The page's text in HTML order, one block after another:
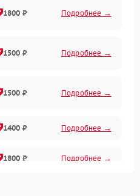
1800 ₽ Подробнее →
1500 ₽ Подробнее →
1500 ₽ Подробнее →
1400 ₽ Подробнее →
1800 ₽ Подробнее →